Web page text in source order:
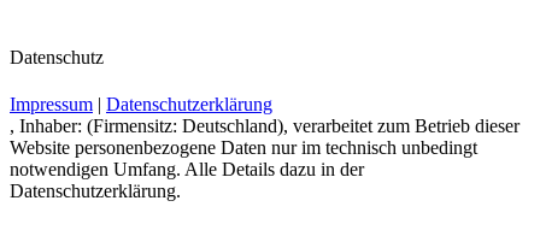
Datenschutz
Impressum | Datenschutzerklärung
, Inhaber: (Firmensitz: Deutschland), verarbeitet zum Betrieb dieser
Website personenbezogene Daten nur im technisch unbedingt
notwendigen Umfang. Alle Details dazu in der
Datenschutzerklärung.